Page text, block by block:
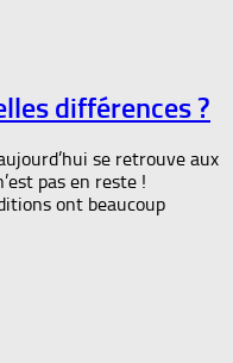
différences ?
se retrouve aux
pas en reste !
ont beaucoup